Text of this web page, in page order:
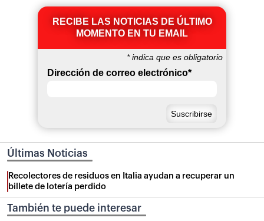
RECIBE LAS NOTICIAS DE ÚLTIMO
MOMENTO EN TU EMAIL
*indica que es obligatorio
Dirección de correo electrónico*
Últimas Noticias
Recolectores de residuos en Italia ayudan a recuperar un
billete de lotería perdido
También te puede interesar